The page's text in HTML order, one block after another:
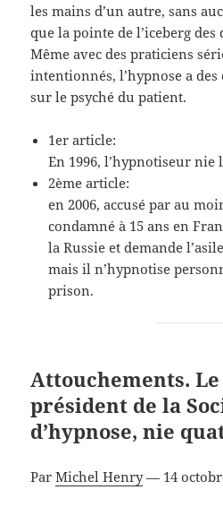
les mains d’un autre, sans
que la pointe de l’iceberg des
Même avec des praticiens
intentionnés, l’hypnose a des
sur le psyché du patient.
1er article:
En 1996, l’hypnotiseur nie
2ème article:
en 2006, accusé par au
condamné à 15 ans en
la Russie et demande
mais il n’hypnotise
prison.
Attouchements.
président de la
d’hypnose, nie
ParMichel Henry— 14